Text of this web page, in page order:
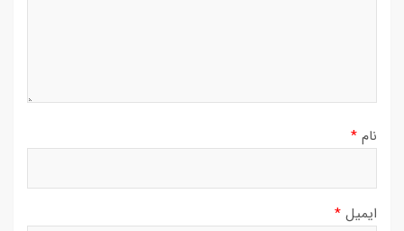
نام *
ایمیل *